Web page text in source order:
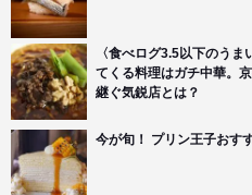
〈食べログ3.5以下のう
てくる料理はガチ中華。
継ぐ気鋭店とは？
今が旬！ プリン王子おす